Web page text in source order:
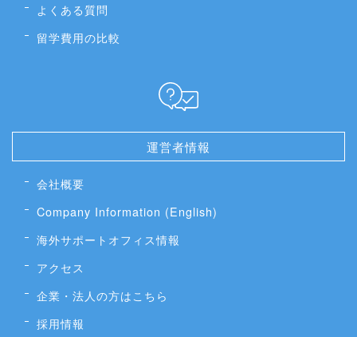
よくある質問
留学費用の比較
運営者情報
会社概要
Company Information (English)
海外サポートオフィス情報
アクセス
企業・法人の方はこちら
採用情報